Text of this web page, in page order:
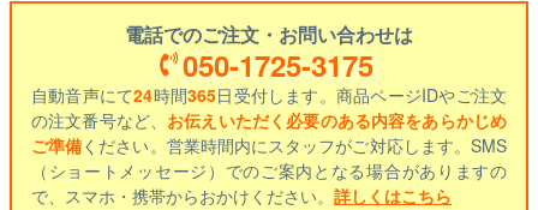
電話でのご注文・お問い合わせは
050-1725-3175
自動音声にて24時間365日受付します。商品ページIDやご注文
の注文番号など、 お伝えいただく必要のある内容をあらかじめ
ご準備ください。営業時間内にスタッフがご対応します。SMS
（ショートメッセージ）でのご案内となる場合がありますの
で、スマホ・携帯からおかけください。 詳しくはこちら